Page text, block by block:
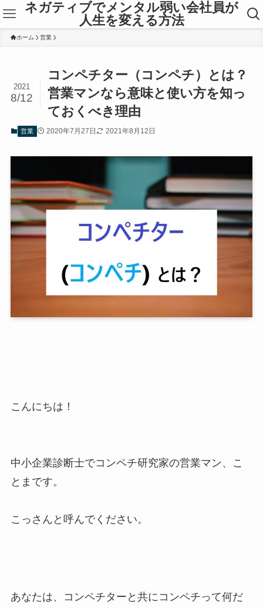
ネガティブでメンタル弱い会社員が
人生を変える方法
ホーム 営業
コンペチター（コンペチ）とは？
営業マンなら意味と使い方を知っ
ておくべき理由
2021
8/12
営業 2020年7月27日 2021年8月12日
こんにちは！
中小企業診断士でコンペチ研究家の営業マン、こ
とまです。
こっさんと呼んでください。
あなたは、コンペチターと共にコンペチって何だ